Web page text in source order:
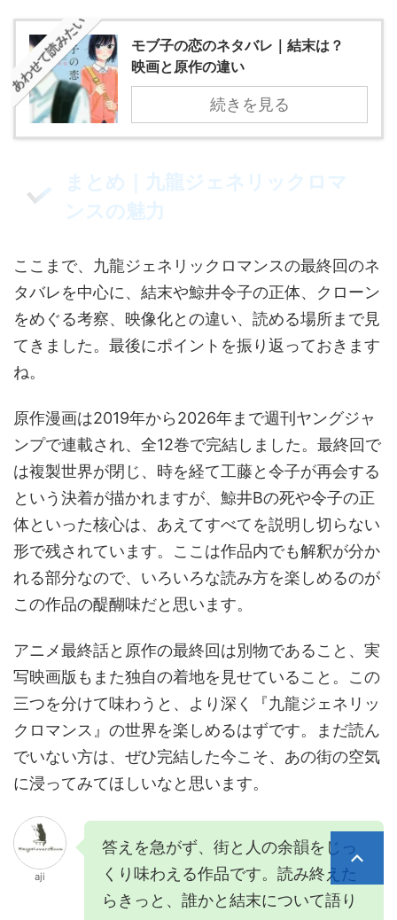
あわせて読みたい
モブ子の恋のネタバレ｜結末は？
映画と原作の違い
続きを見る
まとめ｜九龍ジェネリックロマ
ンスの魅力
ここまで、九龍ジェネリックロマンスの最終回のネ
タバレを中心に、結末や鯨井令子の正体、クローン
をめぐる考察、映像化との違い、読める場所まで見
てきました。最後にポイントを振り返っておきます
ね。
原作漫画は2019年から2026年まで週刊ヤングジャ
ンプで連載され、全12巻で完結しました。最終回で
は複製世界が閉じ、時を経て工藤と令子が再会する
という決着が描かれますが、鯨井Bの死や令子の正
体といった核心は、あえてすべてを説明し切らない
形で残されています。ここは作品内でも解釈が分か
れる部分なので、いろいろな読み方を楽しめるのが
この作品の醍醐味だと思います。
アニメ最終話と原作の最終回は別物であること、実
写映画版もまた独自の着地を見せていること。この
三つを分けて味わうと、より深く『九龍ジェネリッ
クロマンス』の世界を楽しめるはずです。まだ読ん
でいない方は、ぜひ完結した今こそ、あの街の空気
に浸ってみてほしいなと思います。
aji
答えを急がず、街と人の余韻をじっ
くり味わえる作品です。読み終えた
らきっと、誰かと結末について語り